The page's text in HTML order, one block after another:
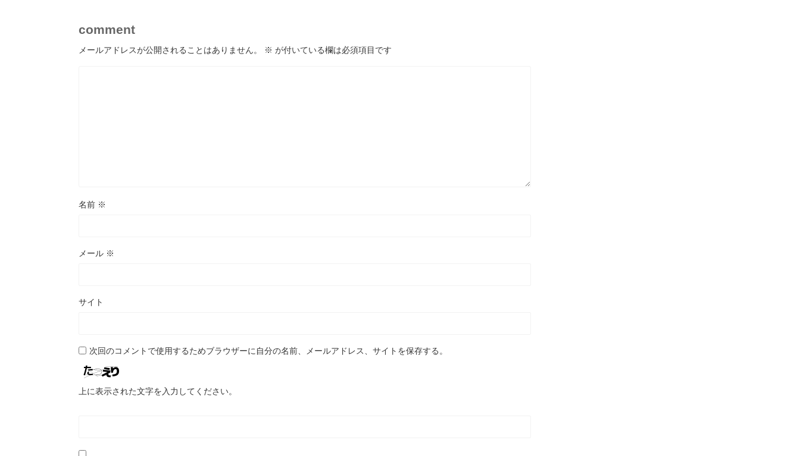
comment
メールアドレスが公開されることはありません。 ※ が付いている欄は必須項目です
名前 ※
メール ※
サイト
次回のコメントで使用するためブラウザーに自分の名前、メールアドレス、サイトを保存する。
上に表示された文字を入力してください。